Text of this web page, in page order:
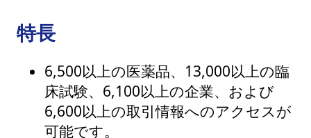
特長
6,500以上の医薬品、13,000以上の臨
床試験、6,100以上の企業、および
6,600以上の取引情報へのアクセスが
可能です。